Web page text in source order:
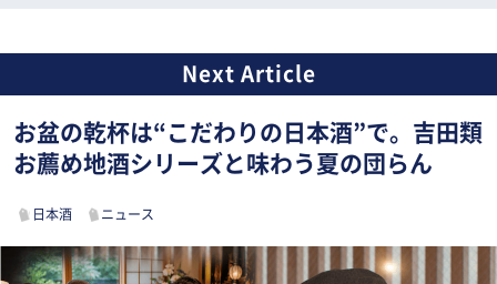
お盆の乾杯は“こだわりの日本酒”で。吉田類
お薦め地酒シリーズと味わう夏の団らん
日本酒 ニュース